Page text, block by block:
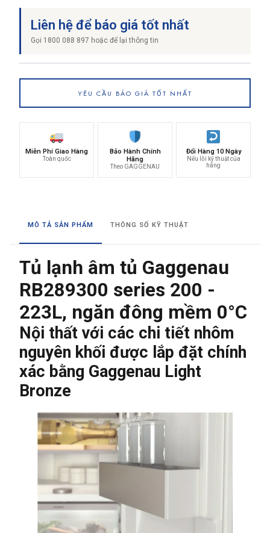
Liên hệ để báo giá tốt nhất
Gọi 1800 088 897 hoặc để lại thông tin
YÊU CẦU BÁO GIÁ TỐT NHẤT
Miễn Phí Giao Hàng
Toàn quốc
Bảo Hành Chính
Hãng
Theo GAGGENAU
Đổi Hàng 10 Ngày
Nếu lỗi kỹ thuật của
hãng
MÔ TẢ SẢN PHẨM THÔNG SỐ KỸ THUẬT
Tủ lạnh âm tủ Gaggenau
RB289300 series 200 -
223L, ngăn đông mềm 0°C
Nội thất với các chi tiết nhôm
nguyên khối được lắp đặt chính
xác bằng Gaggenau Light
Bronze